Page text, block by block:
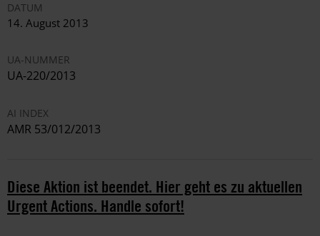
DATUM
14. August 2013
UA-NUMMER
UA-220/2013
AI INDEX
AMR 53/012/2013
Diese Aktion ist beendet. Hier geht es zu aktuellen
Urgent Actions. Handle sofort!